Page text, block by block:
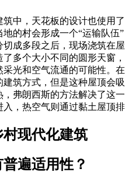
筑中，天花板的设计也使用
地的村会形成一个“运输队伍
切成多段之后，现场浇筑在
了多个大小不同的圆形天窗
采光和空气流通的可能性。
建筑方式，但是这种屋顶会
，弗朗西斯的方法解决了这
入，热空气则通过黏土屋顶排
现代化建筑
遍适用性？